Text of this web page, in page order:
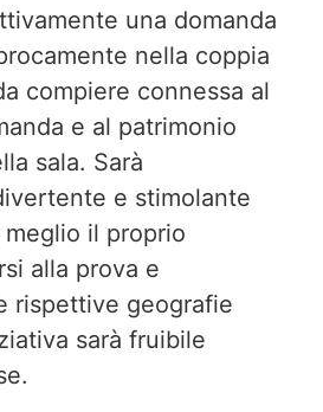
una domanda
nella coppia
compiere connessa al
e al patrimonio
sala. Sarà
e stimolante
il proprio
alla prova e
rispettive geografie
sarà fruibile